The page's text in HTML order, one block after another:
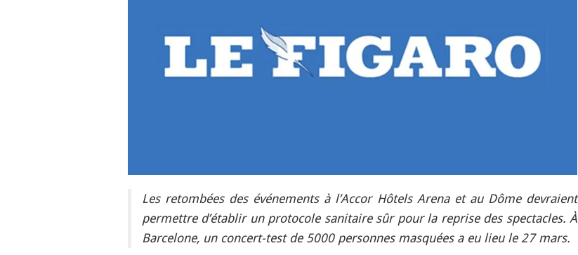
Les retombées des événements à l’Accor Hôtels Arena et au Dôme devraient
permettre d’établir un protocole sanitaire sûr pour la reprise des spectacles. À
Barcelone, un concert-test de 5000 personnes masquées a eu lieu le 27 mars.